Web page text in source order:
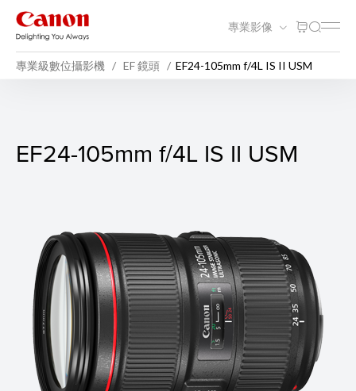
專業影像
專業級數位攝影機 EF 鏡頭 EF24-105mm f/4L IS II USM
EF24-105mm f/4L IS II USM
EF24-105mm f/4L IS II USM